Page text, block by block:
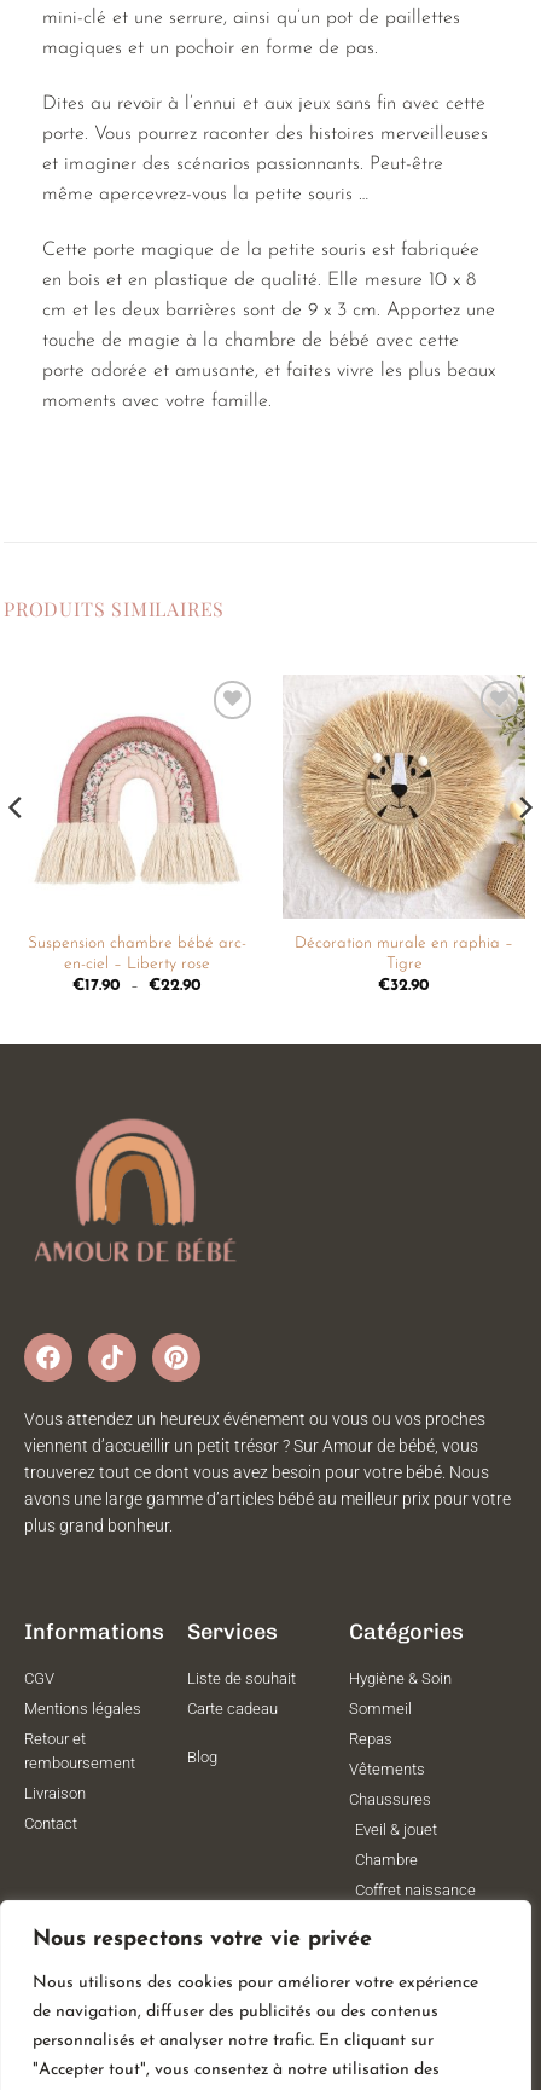
Nous respectons votre vie privée
Nous utilisons des cookies pour améliorer votre expérience
de navigation, diffuser des publicités ou des contenus
personnalisés et analyser notre trafic. En cliquant sur
"Accepter tout", vous consentez à notre utilisation des
mini-clé et une serrure, ainsi qu’un pot de paillettes
magiques et un pochoir en forme de pas.
Dites au revoir à l’ennui et aux jeux sans fin avec cette
porte. Vous pourrez raconter des histoires merveilleuses
et imaginer des scénarios passionnants. Peut-être
même apercevrez-vous la petite souris …
Cette porte magique de la petite souris est fabriquée
en bois et en plastique de qualité. Elle mesure 10 x 8
cm et les deux barrières sont de 9 x 3 cm. Apportez une
touche de magie à la chambre de bébé avec cette
porte adorée et amusante, et faites vivre les plus beaux
moments avec votre famille.
PRODUITS SIMILAIRES
liste de
souhaits
Suspension chambre bébé arc-
en-ciel – Liberty rose
€17.90 – €22.90
Ajouter
à la
liste de
souhaits
Décoration murale en raphia –
Tigre
€32.90
Vous attendez un heureux événement ou vous ou vos proches
viennent d’accueillir un petit trésor ? Sur Amour de bébé, vous
trouverez tout ce dont vous avez besoin pour votre bébé. Nous
avons une large gamme d’articles bébé au meilleur prix pour votre
plus grand bonheur.
Informations
CGV
Mentions légales
Retour et
remboursement
Livraison
Contact
Services
Liste de souhait
Carte cadeau
Blog
Catégories
Hygiène & Soin
Sommeil
Repas
Vêtements
Chaussures
Eveil & jouet
Chambre
Coffret naissance
Vêtements de
grossesse
Lithothérapie
Poussettes